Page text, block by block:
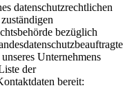
datenschutzrechtlichen
bezüglich
Unternehmens
der
bereit: